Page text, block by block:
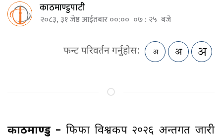
काठमाण्डुपाटी
२०८३, ३१ जेष्ठ आईतबार ००:०० ०७ : २५ बजे
फन्ट परिवर्तन गर्नुहोस:
काठमाण्डु – फिफा विश्वकप २०२६ अन्तर्गत जारी